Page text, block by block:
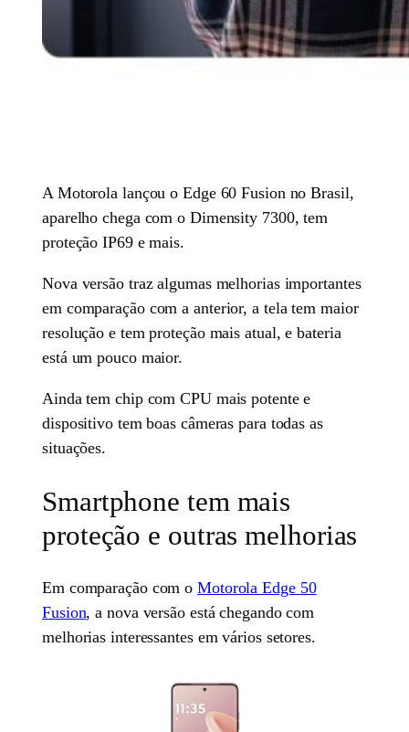
A Motorola lançou o Edge 60 Fusion no Brasil,
aparelho chega com o Dimensity 7300, tem
proteção IP69 e mais.
Nova versão traz algumas melhorias importantes
em comparação com a anterior, a tela tem maior
resolução e tem proteção mais atual, e bateria
está um pouco maior.
Ainda tem chip com CPU mais potente e
dispositivo tem boas câmeras para todas as
situações.
Smartphone tem mais
proteção e outras melhorias
Em comparação com oMotorola Edge 50
Fusion, a nova versão está chegando com
melhorias interessantes em vários setores.